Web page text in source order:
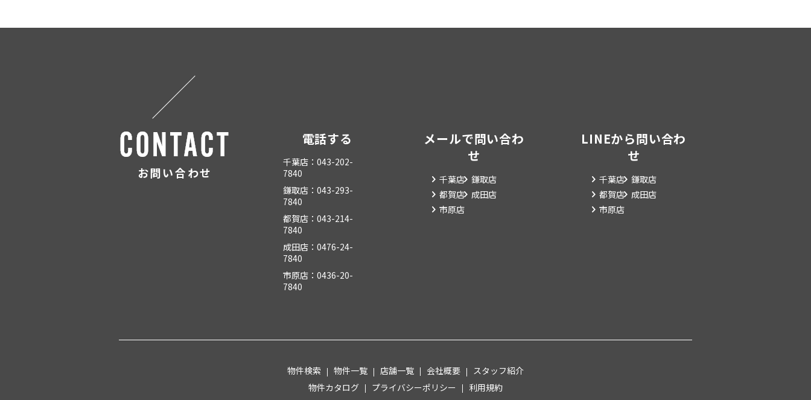
お問い合わせ
電話する
千葉店：043-202-
7840
鎌取店：043-293-
7840
都賀店：043-214-
7840
成田店：0476-24-
7840
市原店：0436-20-
7840
メールで問い合わ
せ
千葉店 鎌取店
都賀店 成田店
市原店
LINEから問い合わ
せ
千葉店 鎌取店
都賀店
成田店
市原店
物件検索 物件一覧 店舗一覧 会社概要
スタッフ紹介
物件カタログ
プライバシーポリシー 利用規約